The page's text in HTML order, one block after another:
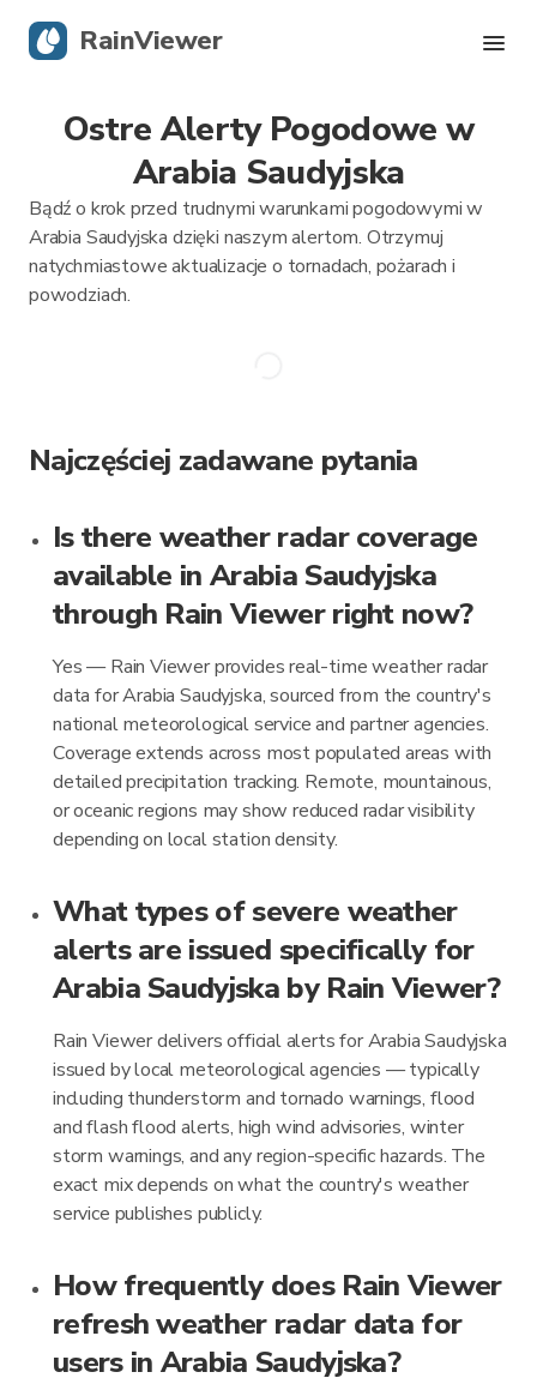
Ostre Alerty Pogodowe w
Arabia Saudyjska
Bądź o krok przed trudnymi warunkami pogodowymi w
Arabia Saudyjska dzięki naszym alertom. Otrzymuj
natychmiastowe aktualizacje o tornadach, pożarach i
powodziach.
Najczęściej zadawane pytania
Is there weather radar coverage
available in Arabia Saudyjska
through Rain Viewer right now?
Yes — Rain Viewer provides real-time weather radar
data for Arabia Saudyjska, sourced from the country's
national meteorological service and partner agencies.
Coverage extends across most populated areas with
detailed precipitation tracking. Remote, mountainous,
or oceanic regions may show reduced radar visibility
depending on local station density.
What types of severe weather
alerts are issued specifically for
Arabia Saudyjska by Rain Viewer?
Rain Viewer delivers official alerts for Arabia Saudyjska
issued by local meteorological agencies — typically
including thunderstorm and tornado warnings, flood
and flash flood alerts, high wind advisories, winter
storm warnings, and any region-specific hazards. The
exact mix depends on what the country's weather
service publishes publicly.
How frequently does Rain Viewer
refresh weather radar data for
users in Arabia Saudyjska?
RainViewer
Radar na żywo
Śledzenie Huraganów
Alerty o trudnych warunkach pogodowych